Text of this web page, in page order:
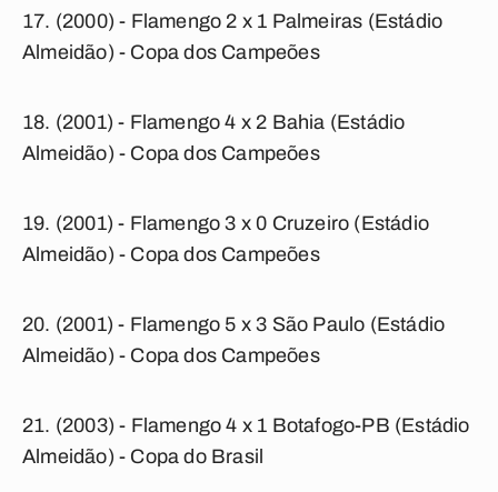
(2000) - Flamengo 2 x 1 Palmeiras (Estádio
Almeidão) - Copa dos Campeões
(2001) - Flamengo 4 x 2 Bahia (Estádio
Almeidão) - Copa dos Campeões
(2001) - Flamengo 3 x 0 Cruzeiro (Estádio
Almeidão) - Copa dos Campeões
(2001) - Flamengo 5 x 3 São Paulo (Estádio
Almeidão) - Copa dos Campeões
(2003) - Flamengo 4 x 1 Botafogo-PB (Estádio
Almeidão) - Copa do Brasil